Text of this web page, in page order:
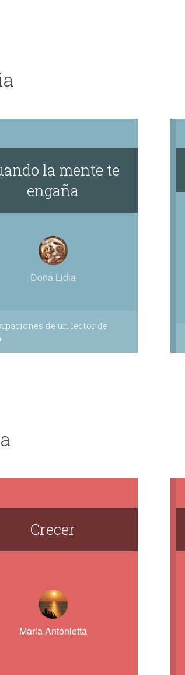
la mente te
engaña
Doña Lidia
de un lector de
Crecer
Maria Antonietta